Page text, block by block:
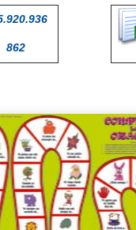
862